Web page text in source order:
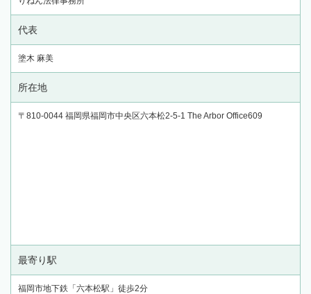
代表
塗木 麻美
所在地
〒810-0044 福岡県福岡市中央区六本松2-5-1 The Arbor Office609
最寄り駅
福岡市地下鉄「六本松駅」徒歩2分